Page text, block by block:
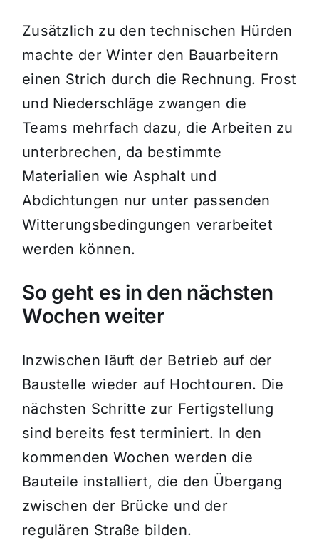
Zusätzlich zu den technischen Hürden
machte der Winter den Bauarbeitern
einen Strich durch die Rechnung. Frost
und Niederschläge zwangen die
Teams mehrfach dazu, die Arbeiten zu
unterbrechen, da bestimmte
Materialien wie Asphalt und
Abdichtungen nur unter passenden
Witterungsbedingungen verarbeitet
werden können.
So geht es in den nächsten
Wochen weiter
Inzwischen läuft der Betrieb auf der
Baustelle wieder auf Hochtouren. Die
nächsten Schritte zur Fertigstellung
sind bereits fest terminiert. In den
kommenden Wochen werden die
Bauteile installiert, die den Übergang
zwischen der Brücke und der
regulären Straße bilden.